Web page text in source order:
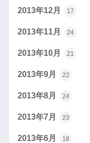
2013年12月 17
2013年11月 24
2013年10月 21
2013年9月 22
2013年8月 24
2013年7月 23
2013年6月 18